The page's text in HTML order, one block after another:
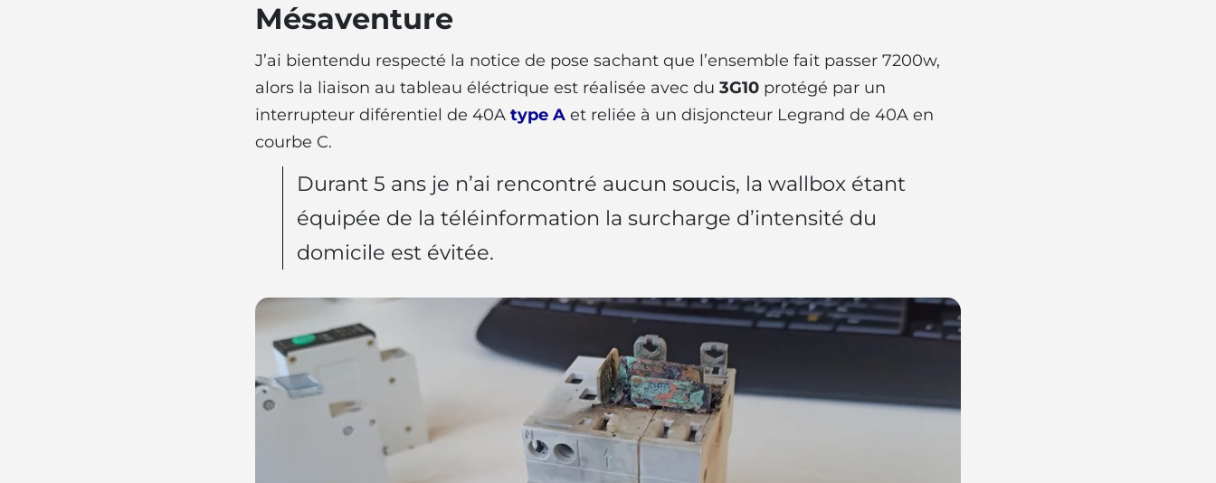
Mésaventure
J’ai bientendu respecté la notice de pose sachant que l’ensemble fait passer 7200w,
alors la liaison au tableau éléctrique est réalisée avec du 3G10 protégé par un
interrupteur diférentiel de 40A type A et reliée à un disjoncteur Legrand de 40A en
courbe C.
Durant 5 ans je n’ai rencontré aucun soucis, la wallbox étant
équipée de la téléinformation la surcharge d’intensité du
domicile est évitée.